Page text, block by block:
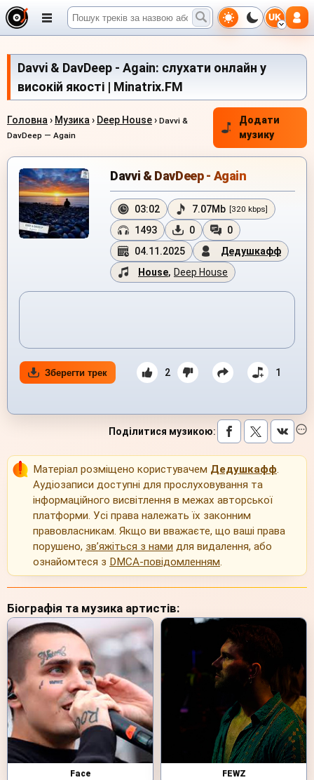
UK
Davvi & DavDeep - Again: слухати онлайн у
високій якості | Minatrix.FM
Головна › Музика › Deep House› Davvi &
DavDeep — Again
Додати
музику
Davvi & DavDeep - Again
03:02 7.07Mb [320 kbps]
1493 0
0
04.11.2025
Дедушкафф
House, Deep House
Зберегти трек 2 1
Поділитися музикою:
Матеріал розміщено користувачем Дедушкафф.
Аудіозаписи доступні для прослуховування та
інформаційного висвітлення в межах авторської
платформи. Усі права належать їх законним
правовласникам. Якщо ви вважаєте, що ваші права
порушено, зв’яжіться з нами для видалення, або
ознайомтеся з DMCA-повідомленням.
Біографія та музика артистів:
Face FEWZ